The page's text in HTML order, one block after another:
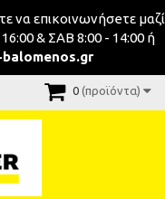
να επικοινωνήσeτε μαζί
& ΣΑΒ 8:00 - 14:00 ή
0 (προϊόντα)